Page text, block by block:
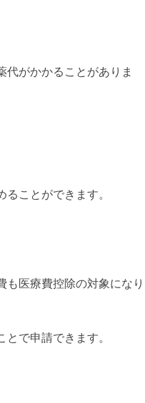
代がかかることがありま
ことができます。
も医療費控除の対象になり
で申請できます。